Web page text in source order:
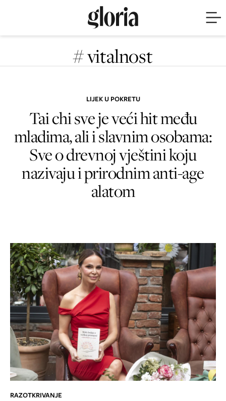
# vitalnost
LIJEK U POKRETU
Tai chi sve je veći hit među
mladima, ali i slavnim osobama:
Sve o drevnoj vještini koju
nazivaju i prirodnim anti-age
alatom
RAZOTKRIVANJE